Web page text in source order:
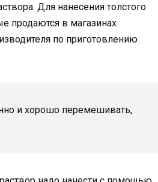
Для нанесения толстого
продаются в магазинах
по приготовлению
и хорошо перемешивать,